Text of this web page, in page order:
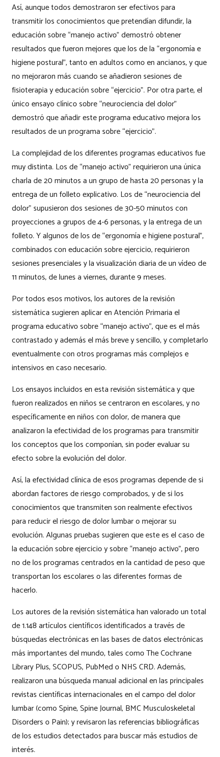
Así, aunque todos demostraron ser efectivos para
transmitir los conocimientos que pretendían difundir, la
educación sobre “manejo activo” demostró obtener
resultados que fueron mejores que los de la “ergonomía e
higiene postural”, tanto en adultos como en ancianos, y que
no mejoraron más cuando se añadieron sesiones de
fisioterapia y educación sobre “ejercicio”. Por otra parte, el
único ensayo clínico sobre “neurociencia del dolor”
demostró que añadir este programa educativo mejora los
resultados de un programa sobre “ejercicio”.
La complejidad de los diferentes programas educativos fue
muy distinta. Los de “manejo activo” requirieron una única
charla de 20 minutos a un grupo de hasta 20 personas y la
entrega de un folleto explicativo. Los de “neurociencia del
dolor” supusieron dos sesiones de 30-50 minutos con
proyecciones a grupos de 4-6 personas, y la entrega de un
folleto. Y algunos de los de “ergonomía e higiene postural”,
combinados con educación sobre ejercicio, requirieron
sesiones presenciales y la visualización diaria de un vídeo de
11 minutos, de lunes a viernes, durante 9 meses.
Por todos esos motivos, los autores de la revisión
sistemática sugieren aplicar en Atención Primaria el
programa educativo sobre “manejo activo”, que es el más
contrastado y además el más breve y sencillo, y completarlo
eventualmente con otros programas más complejos e
intensivos en caso necesario.
Los ensayos incluidos en esta revisión sistemática y que
fueron realizados en niños se centraron en escolares, y no
específicamente en niños con dolor, de manera que
analizaron la efectividad de los programas para transmitir
los conceptos que los componían, sin poder evaluar su
efecto sobre la evolución del dolor.
Así, la efectividad clínica de esos programas depende de si
abordan factores de riesgo comprobados, y de si los
conocimientos que transmiten son realmente efectivos
para reducir el riesgo de dolor lumbar o mejorar su
evolución. Algunas pruebas sugieren que este es el caso de
la educación sobre ejercicio y sobre “manejo activo”, pero
no de los programas centrados en la cantidad de peso que
transportan los escolares o las diferentes formas de
hacerlo.
Los autores de la revisión sistemática han valorado un total
de 1.148 artículos científicos identificados a través de
búsquedas electrónicas en las bases de datos electrónicas
más importantes del mundo, tales comoThe Cochrane
Library Plus, SCOPUS, PubMed o NHS CRD. Además,
realizaron una búsqueda manual adicional en las principales
revistas científicas internacionales en el campo del dolor
lumbar (comoSpine,Spine Journal, BMC Musculoskeletal
Disorderso Pain); y revisaron las referencias bibliográficas
de los estudios detectados para buscar más estudios de
interés.